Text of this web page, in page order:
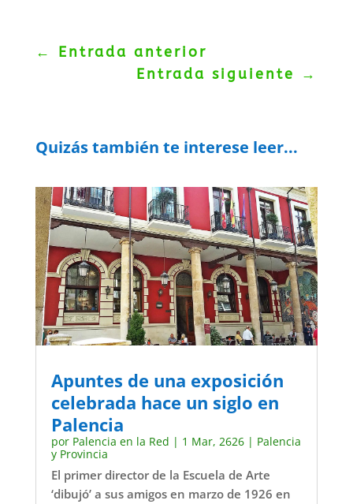
← Entrada anterior
Entrada siguiente
→
Quizás también te interese leer...
Apuntes de una exposición
celebrada hace un siglo en
Palencia
por Palencia en la Red | 1 Mar, 2626| Palencia
y Provincia
El primer director de la Escuela de Arte
‘dibujó’ a sus amigos en marzo de 1926 en